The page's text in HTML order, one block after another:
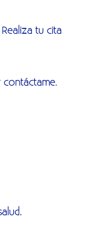
Realiza tu cita
contáctame.